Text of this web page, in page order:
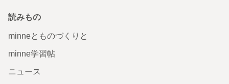
読みもの
minneとものづくりと
minne学習帖
ニュース